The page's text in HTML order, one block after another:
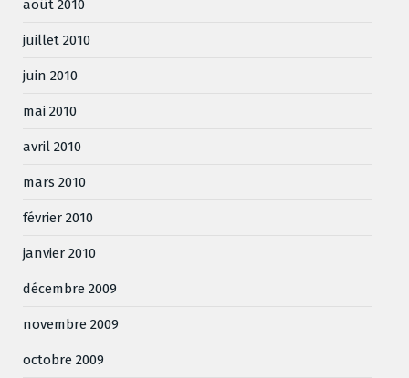
août 2010
juillet 2010
juin 2010
mai 2010
avril 2010
mars 2010
février 2010
janvier 2010
décembre 2009
novembre 2009
octobre 2009